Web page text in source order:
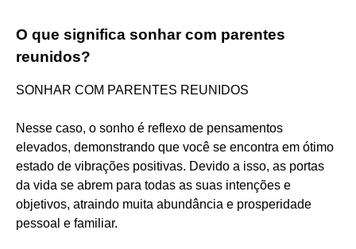
O que significa sonhar com parentes
reunidos?
SONHAR COM PARENTES REUNIDOS
Nesse caso, o sonho é reflexo de pensamentos
elevados, demonstrando que você se encontra em ótimo
estado de vibrações positivas. Devido a isso, as portas
da vida se abrem para todas as suas intenções e
objetivos, atraindo muita abundância e prosperidade
pessoal e familiar.